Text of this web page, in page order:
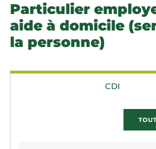
Particulier
aide à domicile
la personne)
CDI